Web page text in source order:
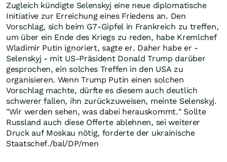
Zugleich kündigte Selenskyj eine neue diplomatische
Initiative zur Erreichung eines Friedens an. Den
Vorschlag, sich beim G7-Gipfel in Frankreich zu treffen,
um über ein Ende des Kriegs zu reden, habe Kremlchef
Wladimir Putin ignoriert, sagte er. Daher habe er -
Selenskyj - mit US-Präsident Donald Trump darüber
gesprochen, ein solches Treffen in den USA zu
organisieren. Wenn Trump Putin einen solchen
Vorschlag machte, dürfte es diesem auch deutlich
schwerer fallen, ihn zurückzuweisen, meinte Selenskyj.
"Wir werden sehen, was dabei herauskommt." Sollte
Russland auch diese Offerte ablehnen, sei weiterer
Druck auf Moskau nötig, forderte der ukrainische
Staatschef./bal/DP/men